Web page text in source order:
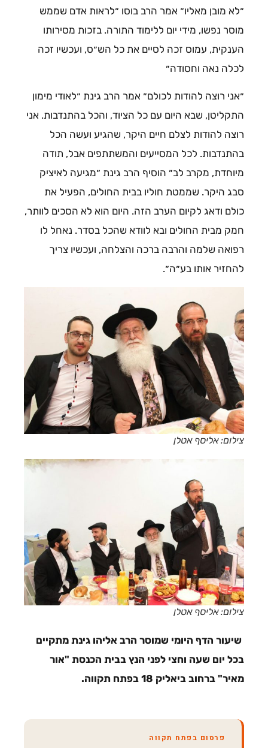
״לא מובן מאליו״ אמר הרב בוסו ״לראות אדם שממש
מוסר נפשו, מידי יום ללימוד התורה. בזכות מסירותו
הענקית, עמוס זכה לסיים את כל הש״ס, ועכשיו זכה
לכלה נאה וחסודה״
״אני רוצה להודות לכולם״ אמר הרב גינת ״לאודי מימון
התקליטן, שבא היום עם כל הציוד, והכל בהתנדבות. אני
רוצה להודות לצלם חיים היקר, שהגיע ועשה הכל
בהתנדבות. לכל המסייעים והמשתתפים אבל, תודה
מיוחדת, מקרב לב״ הוסיף הרב גינת ״מגיעה לאיציק
סבג היקר. שממטת חוליו בבית החולים, הפעיל את
כולם ודאג לקיום הערב הזה. היום הוא לא הסכים לוותר,
חמק מבית החולים ובא לוודא שהכל בסדר. נאחל לו
רפואה שלמה והרבה ברכה והצלחה, ועכשיו צריך
להחזיר אותו בע״ה״.
צילום: אליסף אטלן
צילום: אליסף אטלן
שיעור הדף היומי שמוסר הרב אליהו גינת מתקיים
בכל יום שעה וחצי לפני הנץ בבית הכנסת "אור
מאיר" ברחוב ביאליק 18 בפתח תקווה.
פרסום בפתח תקווה